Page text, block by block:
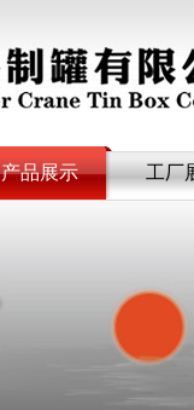
产品展示 工厂